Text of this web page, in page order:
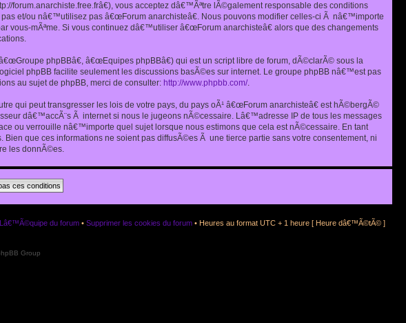
forum.anarchiste.free.frâ€), vous acceptez dâ€™Ãªtre lÃ©galement responsable des conditions
et/ou nâ€™utilisez pas â€œForum anarchisteâ€. Nous pouvons modifier celles-ci Ã nâ€™importe
mÃªme. Si vous continuez dâ€™utiliser â€œForum anarchisteâ€ alors que des changements
phpBBâ€, â€œEquipes phpBBâ€) qui est un script libre de forum, dÃ©clarÃ© sous la
phpBB facilite seulement les discussions basÃ©es sur internet. Le groupe phpBB nâ€™est pas
au sujet de phpBB, merci de consulter: http://www.phpbb.com/.
qui peut transgresser les lois de votre pays, du pays oÃ¹ â€œForum anarchisteâ€ est hÃ©bergÃ©
dâ€™accÃ¨s Ã internet si nous le jugeons nÃ©cessaire. Lâ€™adresse IP de tous les messages
ou verrouille nâ€™importe quel sujet lorsque nous estimons que cela est nÃ©cessaire. En tant
que ces informations ne soient pas diffusÃ©es Ã une tierce partie sans votre consentement, ni
les donnÃ©es.
Lâ€™Ã©quipe du forum • Supprimer les cookies du forum • Heures au format UTC + 1 heure [ Heure dâ€™Ã©tÃ© ]
Group